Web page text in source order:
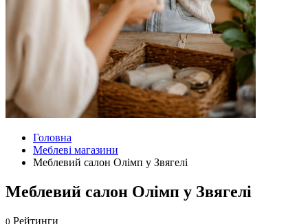
Головна
Меблеві магазини
Меблевий салон Олімп у Звягелі
Меблевий салон Олімп у Звягелі
0 Рейтинги